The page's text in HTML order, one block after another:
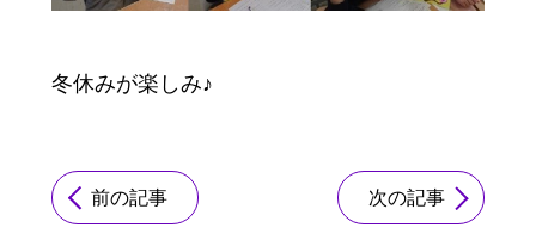
冬休みが楽しみ♪
前の記事 次の記事